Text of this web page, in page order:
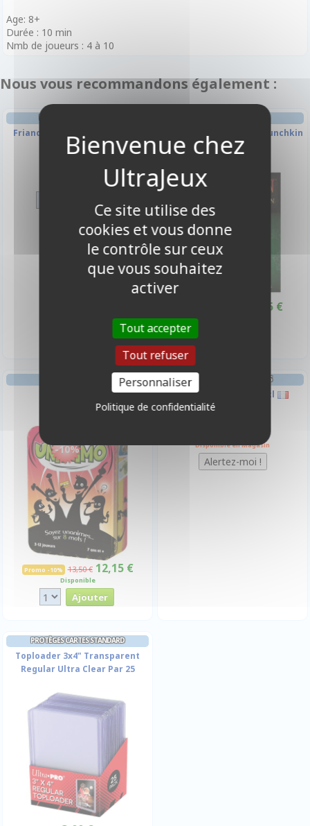
Age: 8+
Durée : 10 min
Nmb de joueurs : 4 à 10
Nous vous recommandons également :
FRIANDISES & BOISSONS
Friandise - Barre Chocolat Munchkin : Petit Papa Munchkin
8,55 €
-10%
Promo -10% 13,50 € 12,15 €
Disponible
FRIANDISES & BOISSONS
Boisson - Canette 33cl
Disponible en Magasin
PROTÈGES CARTES STANDARD
Toploader 3x4" Transparent
Regular Ultra Clear Par 25
Ce site utilise des
cookies et vous donne
le contrôle sur ceux
que vous souhaitez
activer
Tout accepter
Tout refuser
Personnaliser
Politique de confidentialité